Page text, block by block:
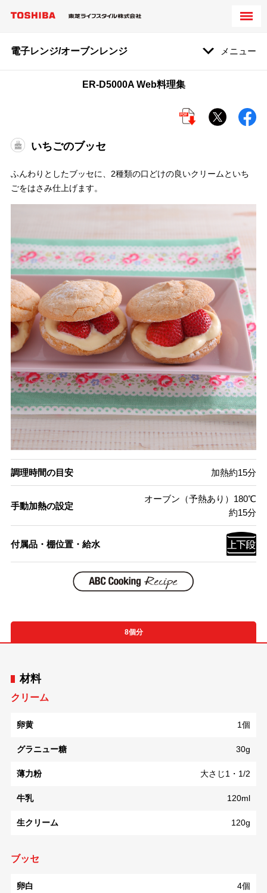
電子レンジ/オーブンレンジ メニュー
ER-D5000A Web料理集
いちごのブッセ
ふんわりとしたブッセに、2種類の口どけの良いクリームといち
ごをはさみ仕上げます。
調理時間の目安 加熱約15分
手動加熱の設定
オーブン（予熱あり）180℃
約15分
付属品・棚位置・給水
8個分
材料
クリーム
卵黄 1個
グラニュー糖 30g
薄力粉 大さじ1・1/2
牛乳 120ml
生クリーム 120g
ブッセ
卵白 4個